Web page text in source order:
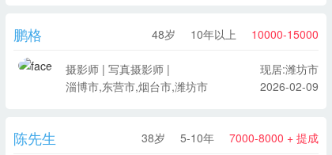
鹏格 48岁 10年以上 10000-15000
摄影师 | 写真摄影师 |
现居:潍坊市
淄博市,东营市,烟台市,潍坊市
2026-02-09
陈先生 38岁 5-10年 7000-8000 + 提成